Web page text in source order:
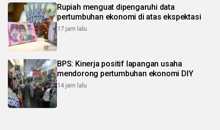
Rupiah menguat dipengaruhi data
pertumbuhan ekonomi di atas ekspektasi
17 jam lalu
BPS: Kinerja positif lapangan usaha
mendorong pertumbuhan ekonomi DIY
14 jam lalu